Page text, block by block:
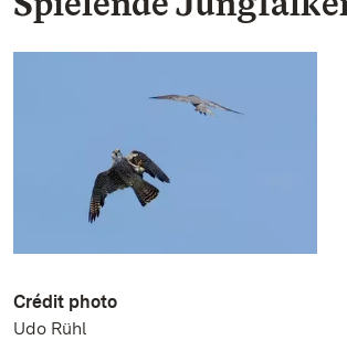
Crédit photo
Udo Rühl